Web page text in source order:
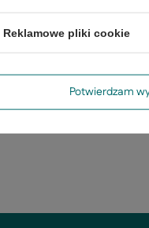
Reklamowe pliki cookie
Potwierdzam